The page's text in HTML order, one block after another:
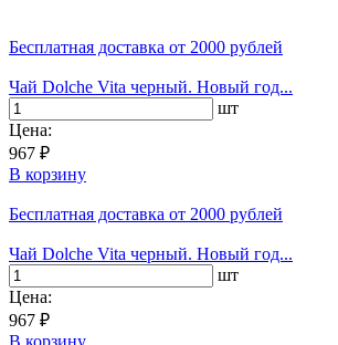
Бесплатная доставка от 2000 рублей
Чай Dolche Vita черный. Новый год...
шт
Цена:
967 ₽
В корзину
Бесплатная доставка от 2000 рублей
Чай Dolche Vita черный. Новый год...
шт
Цена:
967 ₽
В корзину